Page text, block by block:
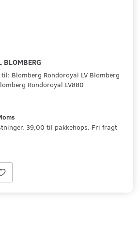
Blomberg Rondoroyal LV Blomberg
Rondoroyal LV880
39,00 til pakkehops. Fri fragt